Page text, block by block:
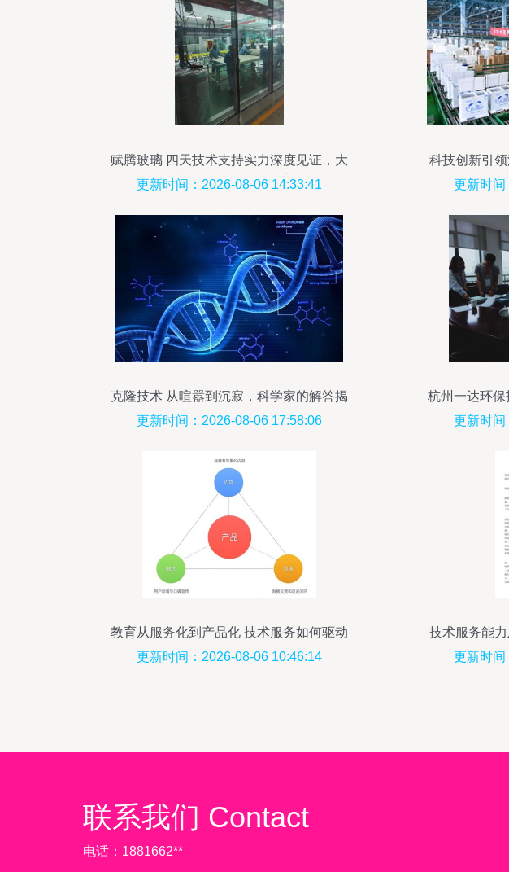
赋腾玻璃 四天技术支持实力深度见证，大
型工程幕墙玻璃加工的行业标杆
更新时间：2026-08-06 14:33:41
科技创新引
根
更新时间
克隆技术 从喧嚣到沉寂，科学家的解答揭
示深层原因
更新时间：2026-08-06 17:58:06
杭州一达环
更新时间
教育从服务化到产品化 技术服务如何驱动
教育创新——齿轮易创刘雨晴在‘知更
更新时间：2026-08-06 10:46:14
技术服务能
提升
更新时间
联系我们 Contact
电话：1881662**